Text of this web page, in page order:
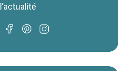
l’actualité